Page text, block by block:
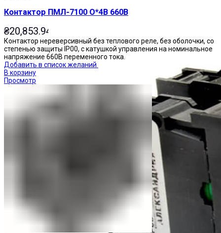
Контактор ПМЛ-7100 О*4В 660В
₴20,853.94
Контактор нереверсивный без теплового реле, без оболочки, со
степенью защиты IP00, с катушкой управления на номинальное
напряжение 660В переменного тока.
Добавить в список желаний
В корзину
Просмотр